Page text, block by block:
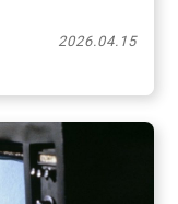
2026.04.15